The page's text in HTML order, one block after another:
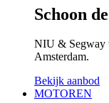
Schoon
NIU & Segway
Amsterdam.
Bekijk aanbod
MOTOREN